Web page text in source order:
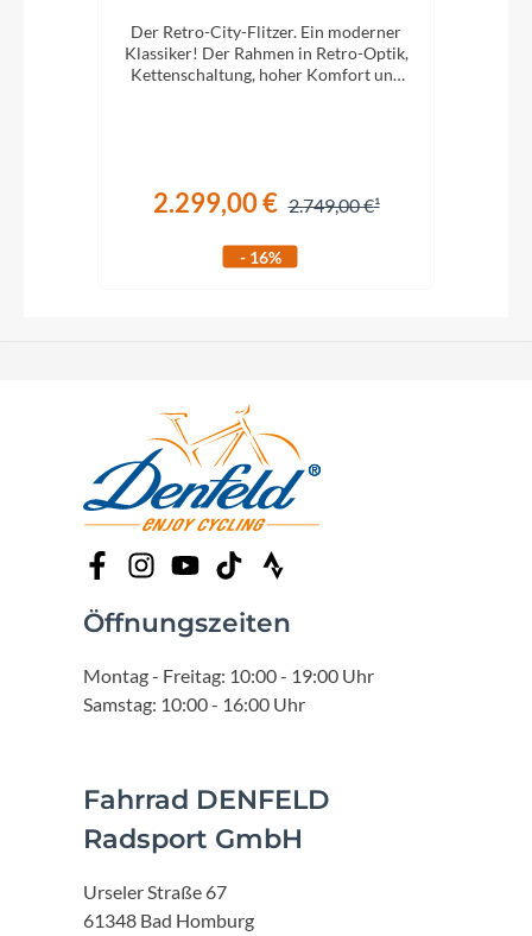
Der Retro-City-Flitzer. Ein moderner
Klassiker! Der Rahmen in Retro-Optik,
Kettenschaltung, hoher Komfort und
2.299,00 € 2.749,00 €
- 16%
Öffnungszeiten
Montag - Freitag: 10:00 - 19:00 Uhr
Samstag: 10:00 - 16:00 Uhr
Fahrrad DENFELD
Radsport GmbH
Urseler Straße 67
61348 Bad Homburg